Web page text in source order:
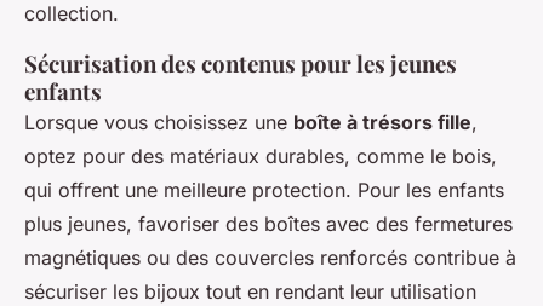
collection.
Sécurisation des contenus pour les jeunes
enfants
Lorsque vous choisissez une boîte à trésors fille,
optez pour des matériaux durables, comme le bois,
qui offrent une meilleure protection. Pour les enfants
plus jeunes, favoriser des boîtes avec des fermetures
magnétiques ou des couvercles renforcés contribue à
sécuriser les bijoux tout en rendant leur utilisation